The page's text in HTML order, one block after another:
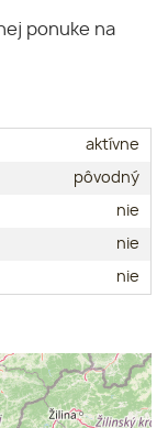
ponuke na
aktívne
pôvodný
nie
nie
nie